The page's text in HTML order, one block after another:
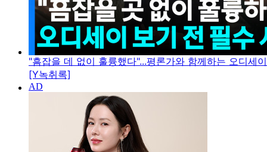
"흠잡을 데 없이 훌륭했다"...평론가와 함께하는 오디세
[Y녹취록]